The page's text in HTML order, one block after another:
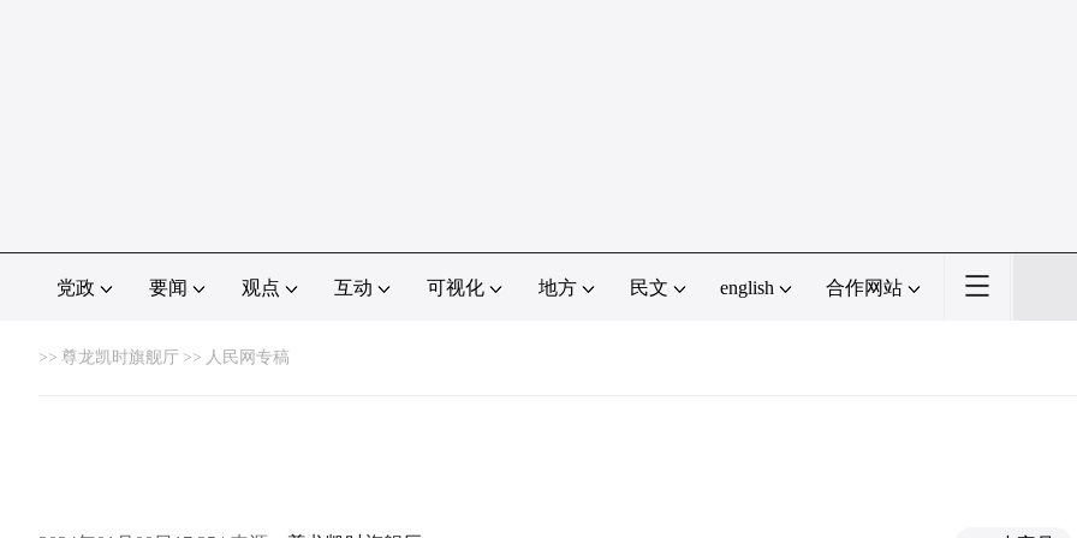
党政 要闻 观点 互动 可视化 地方 民文 english 合作网站
>> 尊龙凯时旗舰厅 >> 人民网专稿